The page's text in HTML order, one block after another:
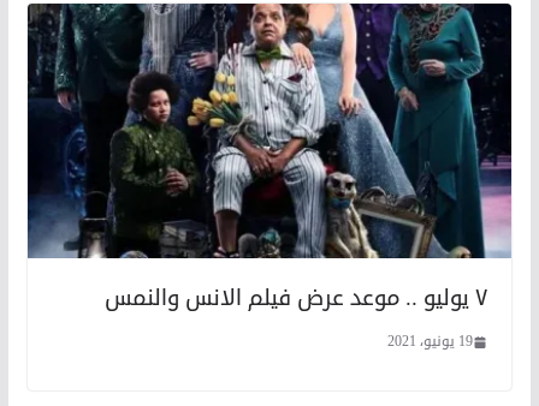
٧ يوليو .. موعد عرض فيلم الانس والنمس
19 يونيو، 2021